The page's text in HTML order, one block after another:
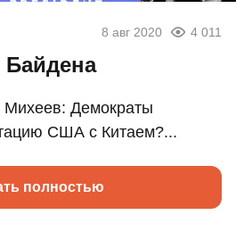
8 авг 2020 4 011
Байдена
Михеев: Демократы
США с Китаем?...
полностью